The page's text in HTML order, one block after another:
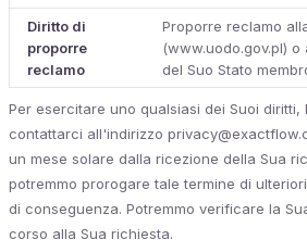
Diritto di
proporre
reclamo
Proporre reclamo
(www.uodo.gov.pl)
del Suo Stato
Per esercitare uno qualsiasi dei Suoi diritti,
contattarci all'indirizzo
un mese solare dalla ricezione della Sua
potremmo prorogare tale termine di
di conseguenza. Potremmo verificare la
corso alla Sua richiesta.